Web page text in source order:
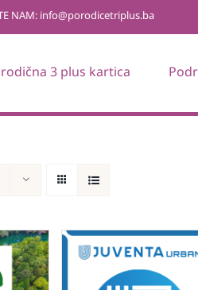
NAM: info@porodicetriplus.ba
3 plus kartica